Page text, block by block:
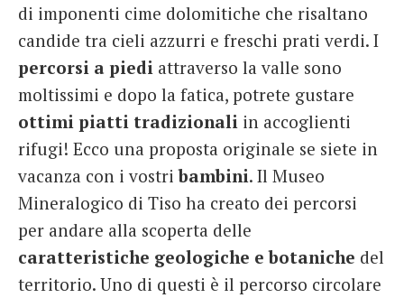
di imponenti cime dolomitiche che risaltano
candide tra cieli azzurri e freschi prati verdi. I
percorsi a piedi attraverso la valle sono
moltissimi e dopo la fatica, potrete gustare
ottimi piatti tradizionali in accoglienti
rifugi! Ecco una proposta originale se siete in
vacanza con i vostribambini. Il Museo
Mineralogico di Tiso ha creato dei percorsi
per andare alla scoperta delle
caratteristiche geologiche e botaniche del
territorio. Uno di questi è il percorso circolare